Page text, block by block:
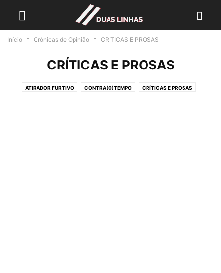
Início Crónicas de Opinião CRÍTICAS E PROSAS
CRÍTICAS E PROSAS
ATIRADOR FURTIVO CONTRA(O)TEMPO CRÍTICAS E PROSAS